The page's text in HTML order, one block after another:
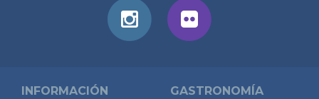
INFORMACIÓN GASTRONOMÍA